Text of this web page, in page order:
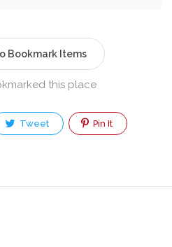
Bookmark Items
this place
Tweet Pin It